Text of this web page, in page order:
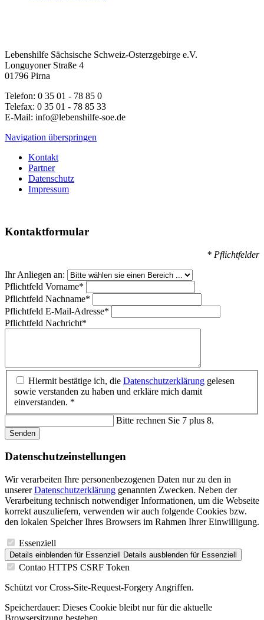
Lebenshilfe Sächsische Schweiz-Osterzgebirge e.V.
Longuyoner Straße 4
01796 Pirna
Telefon: 0 35 01 - 78 85 0
Telefax: 0 35 01 - 78 85 33
E-Mail: info@lebenshilfe-soe.de
Navigation überspringen
Kontakt
Partner
Datenschutz
Impressum
Kontaktformular
* Pflichtfelder
Ihr Anliegen an:
Pflichtfeld Vorname*
Pflichtfeld Nachname*
Pflichtfeld E-Mail-Adresse*
Pflichtfeld Nachricht*
Hiermit bestätige ich, die Datenschutzerklärung gelesen
sowie verstanden zu haben und erkläre mich damit
einverstanden. *
Bitte rechnen Sie 7 plus 8.
Senden
Datenschutz­einstellungen
Wir verarbeiten Ihre personenbezogenen Daten nur zu den in
unsererDatenschutzerklärung genannten Zwecken. Neben der
Verarbeitung technisch notwendiger Informationen, um die Webseite
korrekt auszuliefern, verwenden wir auch folgende Cookies bzw.
den lokalen Speicher Ihres Browsers im Rahmen Ihrer Einwilligung.
Essenziell
Details einblenden für Essenziell Details ausblenden für Essenziell
Contao HTTPS CSRF Token
Schützt vor Cross-Site-Request-Forgery Angriffen.
Speicherdauer: Dieses Cookie bleibt nur für die aktuelle
Browsersitzung bestehen.